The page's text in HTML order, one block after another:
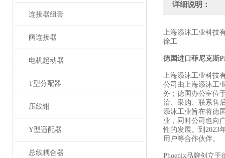
连接器组套
阀连接器
电机起动器
T型分配器
压线钳
Y型适配器
总线耦合器
详细说明：
上海添沐工业科技
徐工
德国进口菲尼克斯
上海添沐工业科技
公司由上海添沐工
务；德国办公室位
洽、采购、联系售
添沐工业旨在将德
业，同时公司也向
性的发展。到2023
用户等合作伙伴。
Phoenix品牌创立